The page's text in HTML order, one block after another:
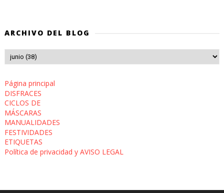
ARCHIVO DEL BLOG
Página principal
DISFRACES
CICLOS DE
MÁSCARAS
MANUALIDADES
FESTIVIDADES
ETIQUETAS
Política de privacidad y AVISO LEGAL